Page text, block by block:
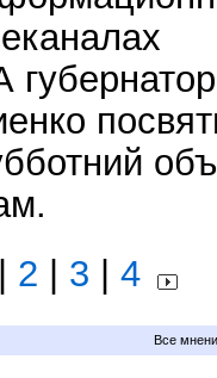
| 2 | 3 | 4
Все